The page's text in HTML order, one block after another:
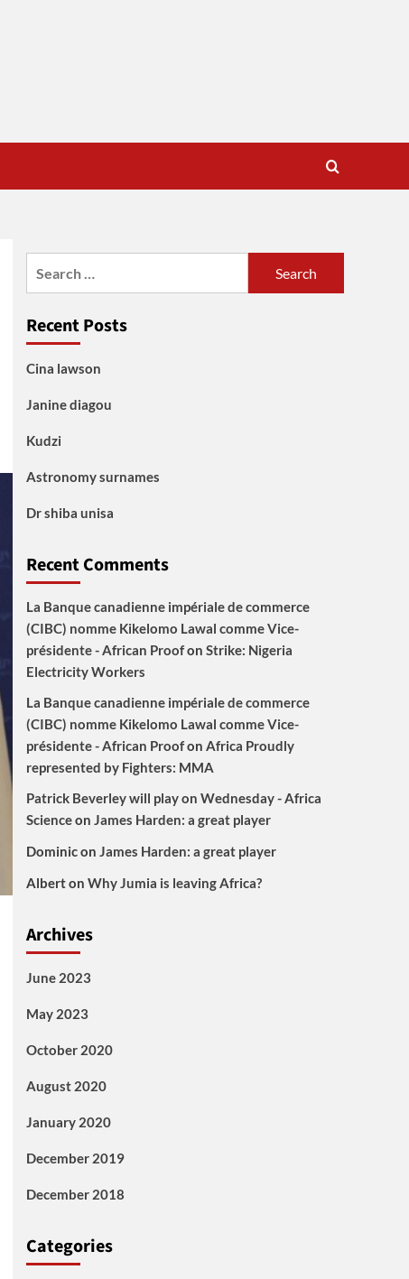
Recent Posts
Cina lawson
Janine diagou
Kudzi
Astronomy surnames
Dr shiba unisa
Recent Comments
La Banque canadienne impériale de commerce
(CIBC) nomme Kikelomo Lawal comme Vice-
présidente - African Proofon Strike: Nigeria
Electricity Workers
La Banque canadienne impériale de commerce
(CIBC) nomme Kikelomo Lawal comme Vice-
présidente - African Proofon Africa Proudly
represented by Fighters: MMA
Patrick Beverley will play on Wednesday - Africa
Scienceon James Harden: a great player
Dominicon James Harden: a great player
Alberton Why Jumia is leaving Africa?
Archives
June 2023
May 2023
October 2020
August 2020
January 2020
December 2019
December 2018
Categories